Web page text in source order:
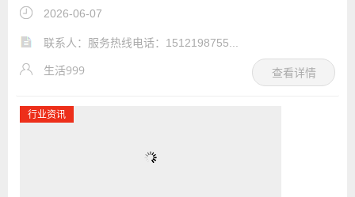
2026-06-07
联系人：服务热线电话：1512198755...
生活999 查看详情
行业资讯